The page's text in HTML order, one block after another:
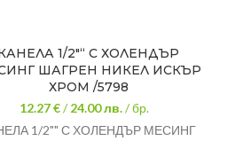
1/2″“ С ХОЛЕНДЪР
ШАГРЕН НИКЕЛ ИСКЪР
ХРОМ /5798
12.27 €/24.00лв. / бр.
1/2"" С ХОЛЕНДЪР МЕСИНГ